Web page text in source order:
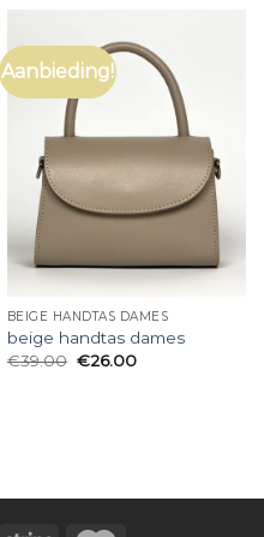
Aanbieding!
BEIGE HANDTAS DAMES
beige handtas dames
€39.00 €26.00